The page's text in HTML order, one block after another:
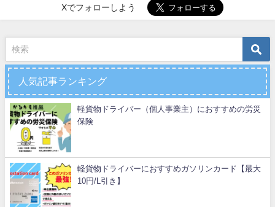
Xでフォローしよう
人気記事ランキング
軽貨物ドライバー（個人事業主）におすすめの労災
保険
軽貨物ドライバーにおすすめガソリンカード【最大
10円/L引き】